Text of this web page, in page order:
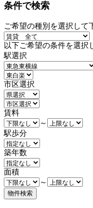
条件で検索
ご希望の種別を選択して
以下ご希望の条件を選択
駅選択
市区選択
賃料
～
駅歩分
築年数
面積
～